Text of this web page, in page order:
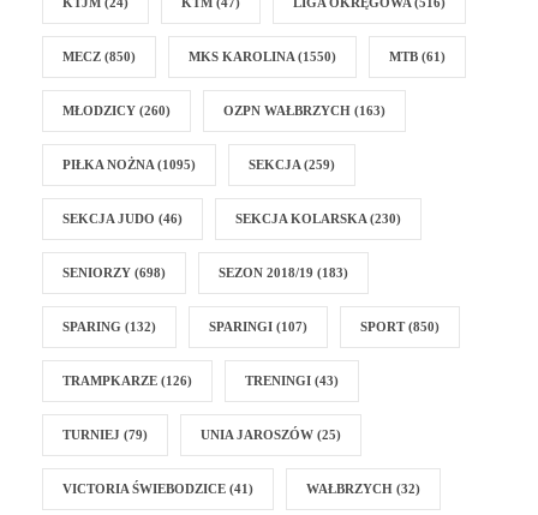
MECZ (850) MKS KAROLINA (1550) MTB (61)
MŁODZICY (260) OZPN WAŁBRZYCH (163)
PIŁKA NOŻNA (1095) SEKCJA (259)
SEKCJA JUDO (46) SEKCJA KOLARSKA (230)
SENIORZY (698) SEZON 2018/19 (183)
SPARING (132) SPARINGI (107) SPORT(850)
TRAMPKARZE (126) TRENINGI (43)
TURNIEJ (79) UNIA JAROSZÓW (25)
VICTORIA ŚWIEBODZICE (41) WAŁBRZYCH (32)